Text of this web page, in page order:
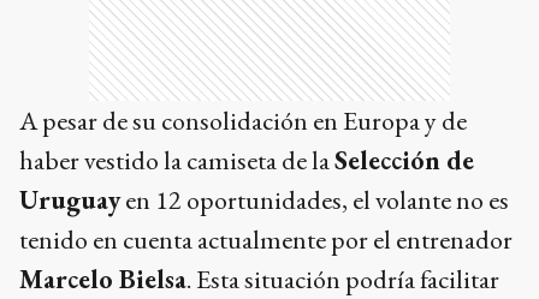
A pesar de su consolidación en Europa y de
haber vestido la camiseta de laSelección de
Uruguayen 12 oportunidades, el volante no es
tenido en cuenta actualmente por el entrenador
Marcelo Bielsa. Esta situación podría facilitar